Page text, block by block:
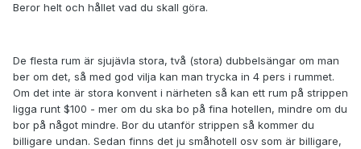
Beror helt och hållet vad du skall göra.
De flesta rum är sjujävla stora, två (stora) dubbelsängar om man
ber om det, så med god vilja kan man trycka in 4 pers i rummet.
Om det inte är stora konvent i närheten så kan ett rum på strippen
ligga runt $100 - mer om du ska bo på fina hotellen, mindre om du
bor på något mindre. Bor du utanför strippen så kommer du
billigare undan. Sedan finns det ju småhotell osv som är billigare,